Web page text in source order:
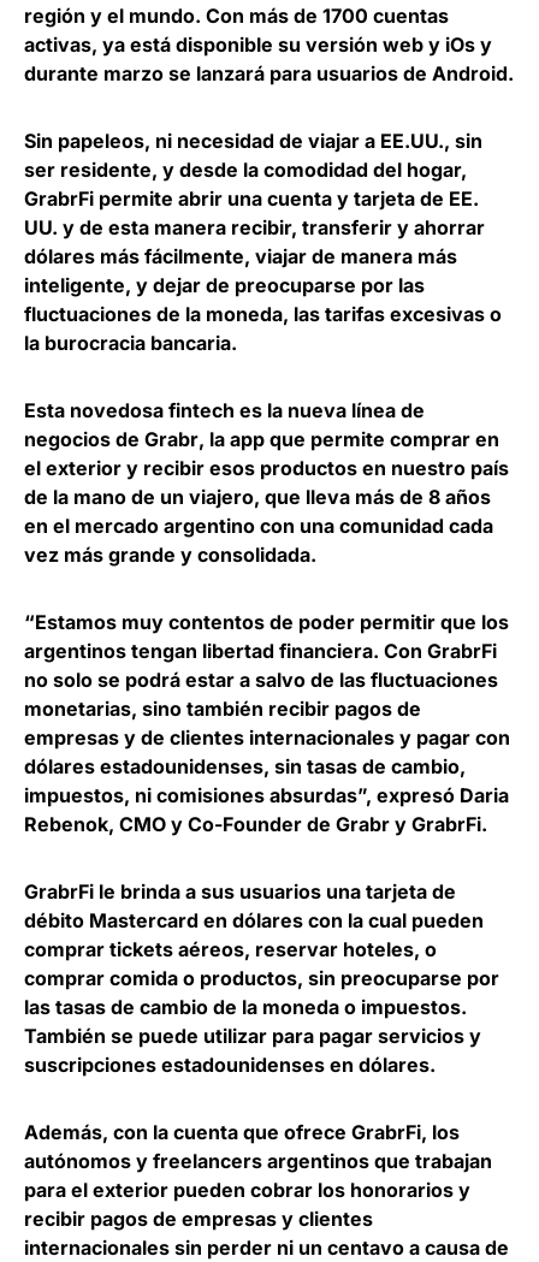
región y el mundo. Con más de 1700 cuentas
activas, ya está disponible su versión web y iOs y
durante marzo se lanzará para usuarios de Android.
Sin papeleos, ni necesidad de viajar a EE.UU., sin
ser residente, y desde la comodidad del hogar,
GrabrFi permite abrir una cuenta y tarjeta de EE.
UU. y de esta manera recibir, transferir y ahorrar
dólares más fácilmente, viajar de manera más
inteligente, y dejar de preocuparse por las
fluctuaciones de la moneda, las tarifas excesivas o
la burocracia bancaria.
Esta novedosa fintech es la nueva línea de
negocios de Grabr, la app que permite comprar en
el exterior y recibir esos productos en nuestro país
de la mano de un viajero, que lleva más de 8 años
en el mercado argentino con una comunidad cada
vez más grande y consolidada.
“Estamos muy contentos de poder permitir que los
argentinos tengan libertad financiera. Con GrabrFi
no solo se podrá estar a salvo de las fluctuaciones
monetarias, sino también recibir pagos de
empresas y de clientes internacionales y pagar con
dólares estadounidenses, sin tasas de cambio,
impuestos, ni comisiones absurdas”, expresó Daria
Rebenok, CMO y Co-Founder de Grabr y GrabrFi.
GrabrFi le brinda a sus usuarios una tarjeta de
débito Mastercard en dólares con la cual pueden
comprar tickets aéreos, reservar hoteles, o
comprar comida o productos, sin preocuparse por
las tasas de cambio de la moneda o impuestos.
También se puede utilizar para pagar servicios y
suscripciones estadounidenses en dólares.
Además, con la cuenta que ofrece GrabrFi, los
autónomos y freelancers argentinos que trabajan
para el exterior pueden cobrar los honorarios y
recibir pagos de empresas y clientes
internacionales sin perder ni un centavo a causa de